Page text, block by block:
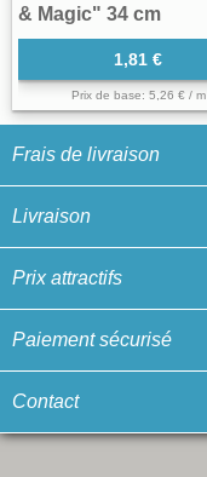
Frais de livraison
Livraison
Prix attractifs
Paiement sécurisé
Contact
& Magic" 34 cm
1,81 €
Prix de base: 5,26 € / m